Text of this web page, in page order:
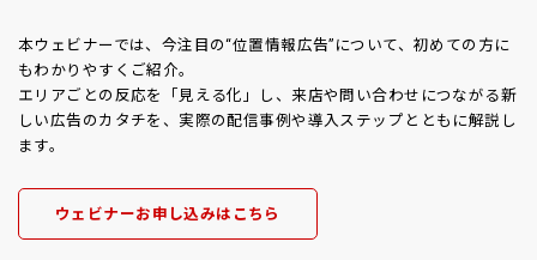
本ウェビナーでは、今注目の“位置情報広告”について、初めての方に
もわかりやすくご紹介。
エリアごとの反応を「見える化」し、来店や問い合わせにつながる新
しい広告のカタチを、実際の配信事例や導入ステップとともに解説し
ます。
ウェビナーお申し込みはこちら